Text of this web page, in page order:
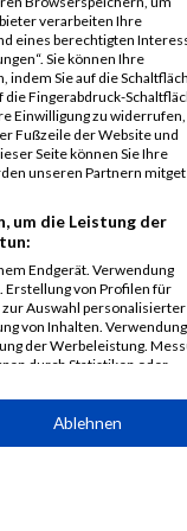
AUT
Position, TPos =
not finish, DQ =
verarbeiten Ihre
eines berechtigten
Sie können Ihre
indem Sie auf die
Fingerabdruck-
Einwilligung zu widerrufen,
Fußzeile der Website und
Seite können Sie Ihre
unseren Partnern
um die Leistung der
Endgerät. Verwendung
Erstellung von Profilen für
Auswahl personalisierter
von Inhalten.
der Werbeleistung.
durch Statistiken oder
von Inhalten.
und in die USA
Ablehnen